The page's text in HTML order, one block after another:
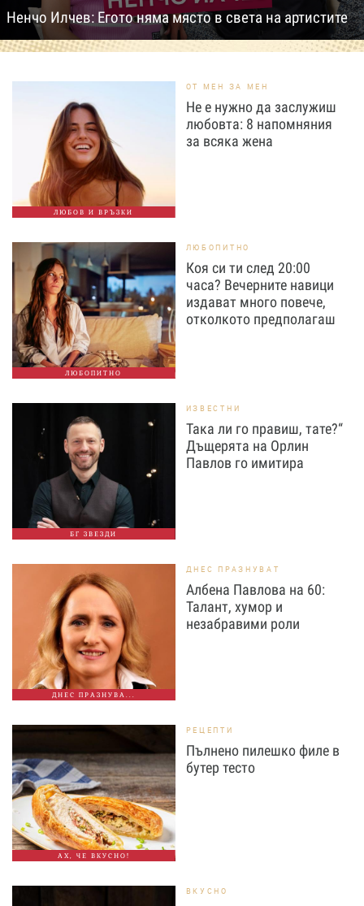
Ненчо Илчев: Егото няма място в света на артистите
ЛЮБОВ И ВРЪЗКИ
ОТ МЕН ЗА МЕН
Не е нужно да заслужиш
любовта: 8 напомняния
за всяка жена
ЛЮБОПИТНО
ЛЮБОПИТНО
Коя си ти след 20:00
часа? Вечерните навици
издават много повече,
отколкото предполагаш
БГ ЗВЕЗДИ
ИЗВЕСТНИ
Така ли го правиш, тате?“
Дъщерята на Орлин
Павлов го имитира
ДНЕС ПРАЗНУВА...
ДНЕС ПРАЗНУВАТ
Албена Павлова на 60:
Талант, хумор и
незабравими роли
АХ, ЧЕ ВКУСНО!
РЕЦЕПТИ
Пълнено пилешко филе в
бутер тесто
ВКУСНО